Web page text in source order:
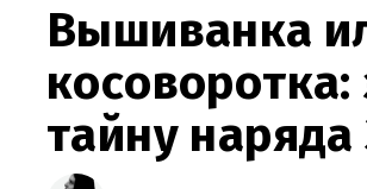
Вышиванка
тайну